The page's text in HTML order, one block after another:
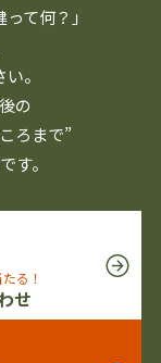
て何？」
。
の
ろまで”
す。
る！
せ